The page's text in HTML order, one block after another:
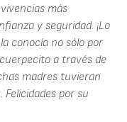
más
y seguridad. ¡Lo
conocía no sólo por
a través de
madres tuvieran
por su